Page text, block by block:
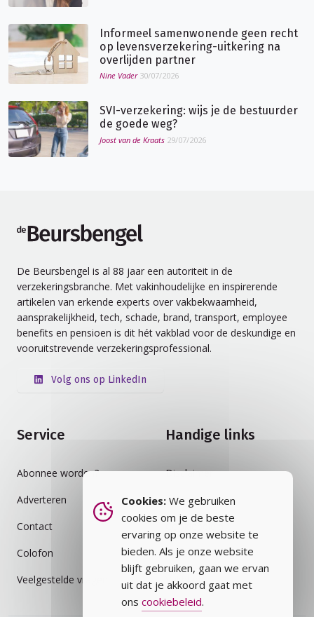
Informeel samenwonende geen recht
op levensverzekering-uitkering na
overlijden partner
Nine Vader 30/07/2026
SVI-verzekering: wijs je de bestuurder
de goede weg?
Joost van de Kraats 29/07/2026
De Beursbengel is al 88 jaar een autoriteit in de
verzekeringsbranche. Met vakinhoudelijke en inspirerende
artikelen van erkende experts over vakbekwaamheid,
aansprakelijkheid, tech, schade, brand, transport, employee
benefits en pensioen is dit hét vakblad voor de deskundige en
vooruitstrevende verzekeringsprofessional.
Volg ons op LinkedIn
Service
Abonnee worden?
Adverteren
Contact
Colofon
Veelgestelde vragen
Handige links
Disclaimer
Auteursrecht
Cookiebeleid
Privacybeleid
Vakblad
Cookies: We gebruiken
cookies om je de beste
ervaring op onze website te
bieden. Als je onze website
blijft gebruiken, gaan we ervan
uit dat je akkoord gaat met
ons cookiebeleid.